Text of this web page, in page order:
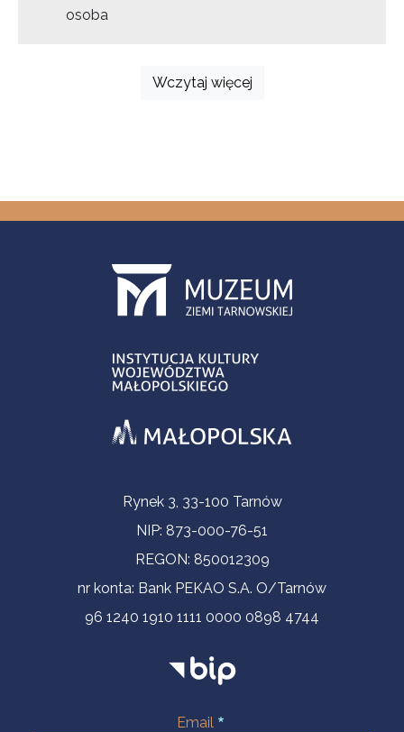
osoba
Wczytaj więcej
Informacje kontaktoweRynek 3, 33-100 Tarnów
NIP: 873-000-76-51
REGON: 850012309
nr konta: Bank PEKAO S.A. O/Tarnów
96 1240 1910 1111 0000 0898 4744
Email